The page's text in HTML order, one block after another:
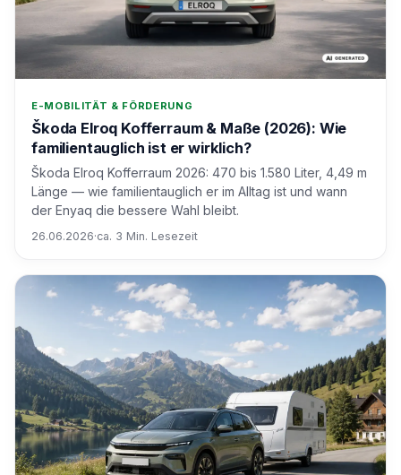
E-MOBILITÄT & FÖRDERUNG
Škoda Elroq Kofferraum & Maße (2026): Wie
familientauglich ist er wirklich?
Škoda Elroq Kofferraum 2026: 470 bis 1.580 Liter, 4,49 m
Länge — wie familientauglich er im Alltag ist und wann
der Enyaq die bessere Wahl bleibt.
26.06.2026·ca. 3 Min. Lesezeit